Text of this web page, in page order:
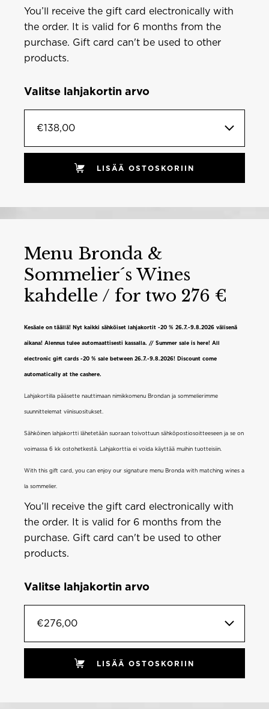
You’ll receive the gift card electronically with
the order. It is valid for 6 months from the
purchase. Gift card can't be used to other
products.
Valitse lahjakortin arvo
€138,00
LISÄÄ OSTOSKORIIN
Menu Bronda &
Sommelier´s Wines
kahdelle / for two 276 €
Kesäale on täällä! Nyt kaikki sähköiset lahjakortit -20 % 26.7.-9.8.2026 välisenä
aikana! Alennus tulee automaattisesti kassalla. // Summer sale is here! All
electronic gift cards -20 % sale between 26.7.-9.8.2026! Discount come
automatically at the cashere.
Lahjakortilla pääsette nauttimaan nimikkomenu Brondan ja sommelierimme
suunnittelemat viinisuositukset.
Sähköinen lahjakortti lähetetään suoraan toivottuun sähköpostiosoitteeseen ja se on
voimassa 6 kk ostohetkestä. Lahjakorttia ei voida käyttää muihin tuotteisiin.
With this gift card, you can enjoy our signature menu Bronda with matching wines a
la sommelier.
You’ll receive the gift card electronically with
the order. It is valid for 6 months from the
purchase. Gift card can't be used to other
products.
Valitse lahjakortin arvo
€276,00
LISÄÄ OSTOSKORIIN